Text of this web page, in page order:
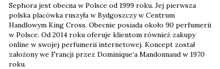
Sephora jest obecna w Polsce od 1999 roku. Jej pierwsza
polska placówka ruszyła w Bydgoszczy w Centrum
Handlowym King Cross. Obecnie posiada około 90 perfumerii
w Polsce. Od 2014 roku oferuje klientom również zakupy
online w swojej perfumerii internetowej. Koncept został
założony we Francji przez Dominique‘a Mandonnaud w 1970
roku.